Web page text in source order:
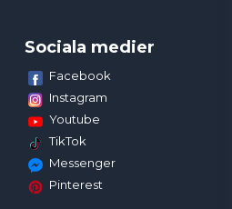
Sociala medier
Facebook
Instagram
Youtube
TikTok
Messenger
Pinterest